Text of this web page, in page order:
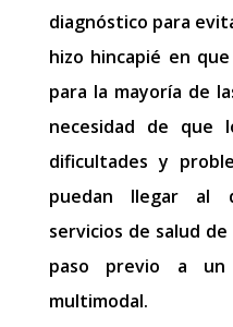
diagnóstico para
hizo hincapié en
para la mayoría de
necesidad de que
dificultades y
puedan llegar al
servicios de salud
paso previo a un
multimodal.